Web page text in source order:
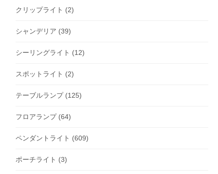
クリップライト (2)
シャンデリア (39)
シーリングライト (12)
スポットライト (2)
テーブルランプ(125)
フロアランプ(64)
ペンダントライト (609)
ポーチライト (3)